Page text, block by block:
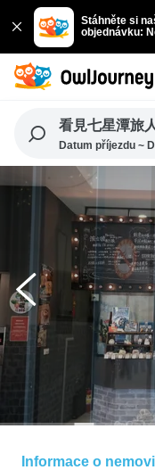
Stáhněte si
objednávku:
看見七星潭旅
Datum příjezdu ~
Informace o